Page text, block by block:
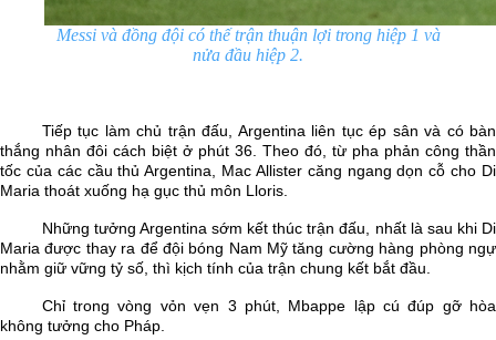
Messi và đồng đội có thế trận thuận lợi trong hiệp 1 và
nửa đầu hiệp 2.
Tiếp tục làm chủ trận đấu, Argentina liên tục ép sân và có bàn
thắng nhân đôi cách biệt ở phút 36. Theo đó, từ pha phản công thần
tốc của các cầu thủ Argentina, Mac Allister căng ngang dọn cỗ cho Di
Maria thoát xuống hạ gục thủ môn Lloris.
Những tưởng Argentina sớm kết thúc trận đấu, nhất là sau khi Di
Maria được thay ra để đội bóng Nam Mỹ tăng cường hàng phòng ngự
nhằm giữ vững tỷ số, thì kịch tính của trận chung kết bắt đầu.
Chỉ trong vòng vỏn vẹn 3 phút, Mbappe lập cú đúp gỡ hòa
không tưởng cho Pháp.